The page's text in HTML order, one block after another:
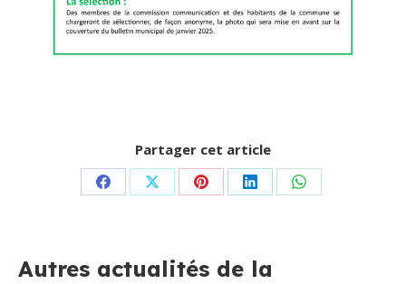
Partager cet article
PartagerPartagerPartagerPartagerPartager
Autres actualités de la